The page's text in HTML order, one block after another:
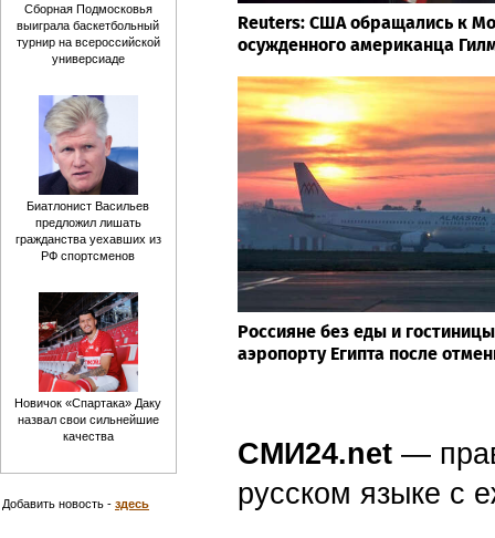
Reuters: США обращались к
осужденного американца
Россияне без еды и
аэропорту Египта после
СМИ24.net —
русском языке с
Сборная Подмосковья
выиграла баскетбольный
турнир на всероссийской
универсиаде
Биатлонист Васильев
предложил лишать
гражданства уехавших из
РФ спортсменов
Новичок «Спартака» Даку
назвал свои сильнейшие
качества
Добавить новость - здесь